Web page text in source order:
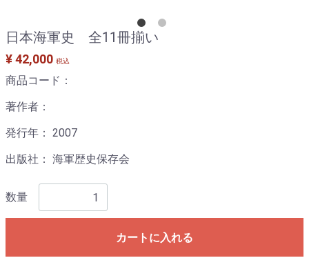
日本海軍史 全11冊揃い
¥ 42,000 税込
商品コード：
著作者：
発行年： 2007
出版社： 海軍歴史保存会
数量
カートに入れる